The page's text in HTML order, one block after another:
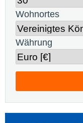
Wohnortes
Währung